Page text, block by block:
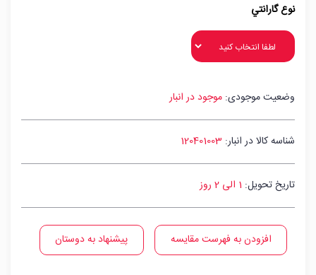
نوع گارانتي
وضعیت موجودی: موجود در انبار
شناسه کالا در انبار: 120401003
تاریخ تحویل: 1 الی 2 روز
افزودن به فهرست مقایسه پیشنهاد به دوستان